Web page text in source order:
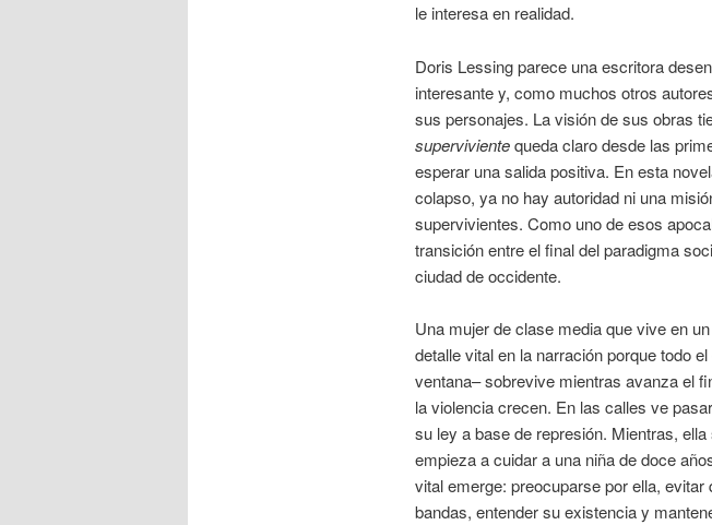
le interesa en realidad.
Doris Lessing parece una escritora
interesante y, como muchos otros
sus personajes. La visión de sus obras
supervivientequeda claro desde las
esperar una salida positiva. En esta
colapso, ya no hay autoridad ni una
supervivientes. Como uno de esos
transición entre el final del paradigma
ciudad de occidente.
Una mujer de clase media que vive en
detalle vital en la narración porque todo
ventana– sobrevive mientras avanza el
la violencia crecen. En las calles ve
su ley a base de represión. Mientras,
empieza a cuidar a una niña de doce
vital emerge: preocuparse por ella,
bandas, entender su existencia y